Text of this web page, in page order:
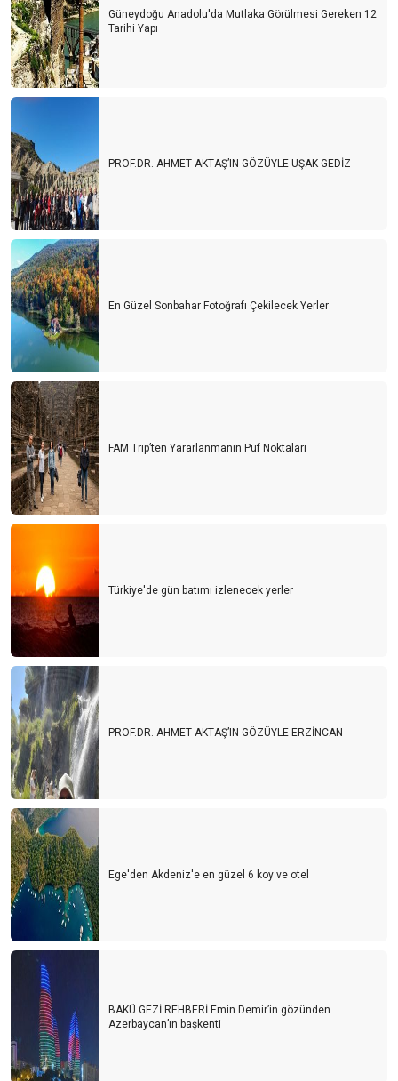
Güneydoğu Anadolu'da Mutlaka Görülmesi Gereken 12
Tarihi Yapı
PROF.DR. AHMET AKTAŞ’IN GÖZÜYLE UŞAK-GEDİZ
En Güzel Sonbahar Fotoğrafı Çekilecek Yerler
FAM Trip’ten Yararlanmanın Püf Noktaları
Türkiye'de gün batımı izlenecek yerler
PROF.DR. AHMET AKTAŞ’IN GÖZÜYLE ERZİNCAN
Ege'den Akdeniz'e en güzel 6 koy ve otel
BAKÜ GEZİ REHBERİ Emin Demir’in gözünden
Azerbaycan’ın başkenti